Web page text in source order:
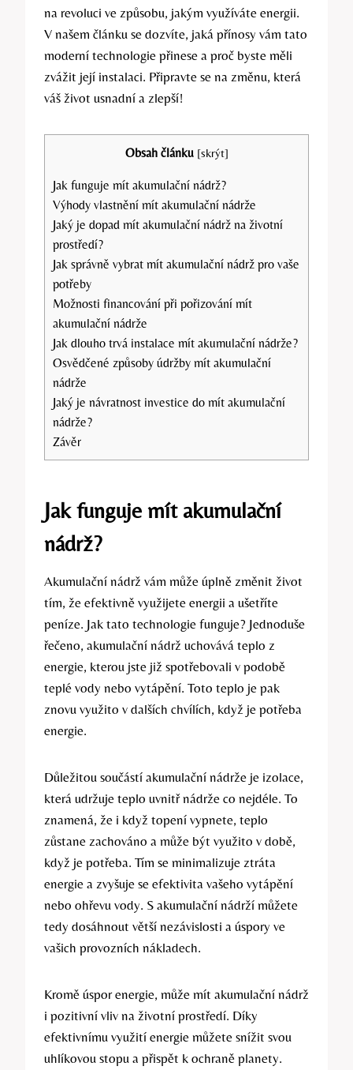
na revoluci ve způsobu, jakým využíváte energii.
V našem článku se dozvíte, jaká přínosy vám tato
moderní technologie přinese a proč byste měli
zvážit její instalaci. Připravte se na změnu, která
váš život usnadní a zlepší!
Obsah článku [skrýt]
Jak funguje mít akumulační nádrž?
Výhody vlastnění mít akumulační nádrže
Jaký je dopad mít akumulační nádrž na životní
prostředí?
Jak správně vybrat mít akumulační nádrž pro vaše
potřeby
Možnosti financování při pořizování mít
akumulační nádrže
Jak dlouho trvá instalace mít akumulační nádrže?
Osvědčené způsoby údržby mít akumulační
nádrže
Jaký je návratnost investice do mít akumulační
nádrže?
Závěr
Jak funguje mít akumulační
nádrž?
Akumulační nádrž vám může úplně změnit život
tím, že efektivně využijete energii a ušetříte
peníze. Jak tato technologie funguje? Jednoduše
řečeno, akumulační nádrž uchovává teplo z
energie, kterou jste již spotřebovali v podobě
teplé vody nebo vytápění. Toto teplo je pak
znovu využito v dalších chvílích, když je potřeba
energie.
Důležitou součástí akumulační nádrže je izolace,
která udržuje teplo uvnitř nádrže co nejdéle. To
znamená, že i když topení vypnete, teplo
zůstane zachováno a může být využito v době,
když je potřeba. Tím se minimalizuje ztráta
energie a zvyšuje se efektivita vašeho vytápění
nebo ohřevu vody. S akumulační nádrží můžete
tedy dosáhnout větší nezávislosti a úspory ve
vašich provozních nákladech.
Kromě úspor energie, může mít akumulační nádrž
i pozitivní vliv na životní prostředí. Díky
efektivnímu využití energie můžete snížit svou
uhlíkovou stopu a přispět k ochraně planety.